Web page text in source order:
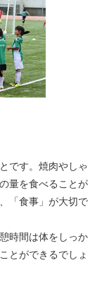
です。焼肉やしゃ
量を食べることが
「食事」が大切で
時間は体をしっか
とができるでしょ